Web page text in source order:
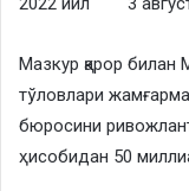
Мазкур қарор
тўловлари
бюросини
ҳисобидан 50